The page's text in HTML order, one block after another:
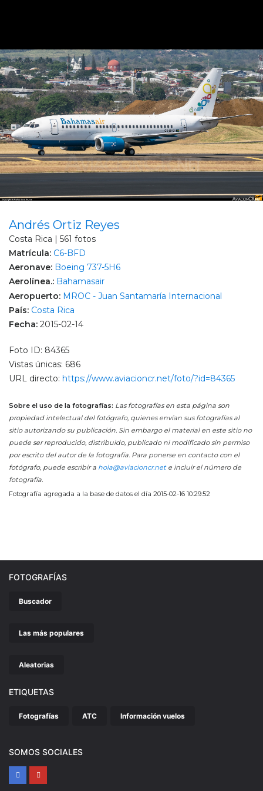
Andrés Ortiz Reyes
Costa Rica | 561 fotos
Matrícula: C6-BFD
Aeronave: Boeing 737-5H6
Aerolínea.: Bahamasair
Aeropuerto: MROC - Juan Santamaría Internacional
País: Costa Rica
Fecha: 2015-02-14
Foto ID: 84365
Vistas únicas: 686
URL directo: https://www.aviacioncr.net/foto/?id=84365
Sobre el uso de la fotografías: Las fotografías en esta página son
propiedad intelectual del fotógrafo, quienes envían sus fotografías al
sitio autorizando su publicación. Sin embargo el material en este sitio no
puede ser reproducido, distribuido, publicado ni modificado sin permiso
por escrito del autor de la fotografía. Para ponerse en contacto con el
fotógrafo, puede escribir a hola@aviacioncr.nete incluir el número de
fotografía.
Fotografía agregada a la base de datos el día 2015-02-16 10:29:52
FOTOGRAFÍAS
Buscador
Las más populares
Aleatorias
ETIQUETAS
Fotografías ATC Información vuelos
SOMOS SOCIALES